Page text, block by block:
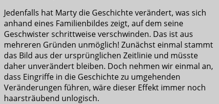
Jedenfalls hat Marty die Geschichte verändert, was sich
anhand eines Familienbildes zeigt, auf dem seine
Geschwister schrittweise verschwinden. Das ist aus
mehreren Gründen unmöglich! Zunächst einmal stammt
das Bild aus der ursprünglichen Zeitlinie und müsste
daher unverändert bleiben. Doch nehmen wir einmal an,
dass Eingriffe in die Geschichte zu umgehenden
Veränderungen führen, wäre dieser Effekt immer noch
haarsträubend unlogisch.